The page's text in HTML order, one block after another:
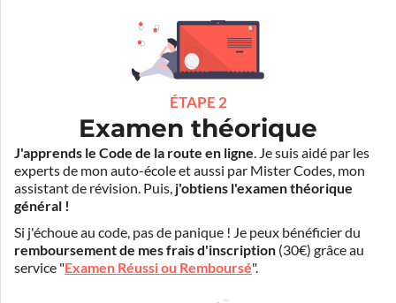
ÉTAPE 2
Examen théorique
J'apprends le Code de la route en ligne. Je suis aidé par les
experts de mon auto-école et aussi par Mister Codes, mon
assistant de révision. Puis, j'obtiens l'examen théorique
général !
Si j'échoue au code, pas de panique ! Je peux bénéficier du
remboursement de mes frais d'inscription (30€) grâce au
service "Examen Réussi ou Remboursé".